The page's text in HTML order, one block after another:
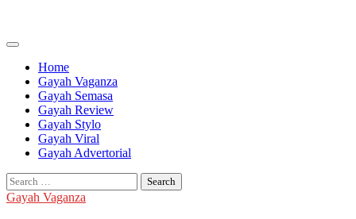
content
Home
Gayah Vaganza
Gayah Semasa
Gayah Review
Gayah Stylo
Gayah Viral
Gayah Advertorial
Search
for:
Gayah Vaganza